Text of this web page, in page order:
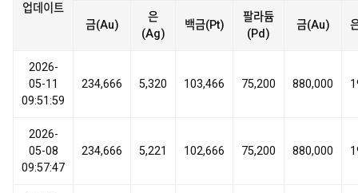
업데이트
금(Au)
은
(Ag)
백금(Pt)
팔라듐
(Pd)
금(Au)
2026-
05-11
09:51:59
234,666 5,320 103,466 75,200 880,000
2026-
05-08
09:57:47
234,666 5,221 102,666 75,200 880,000